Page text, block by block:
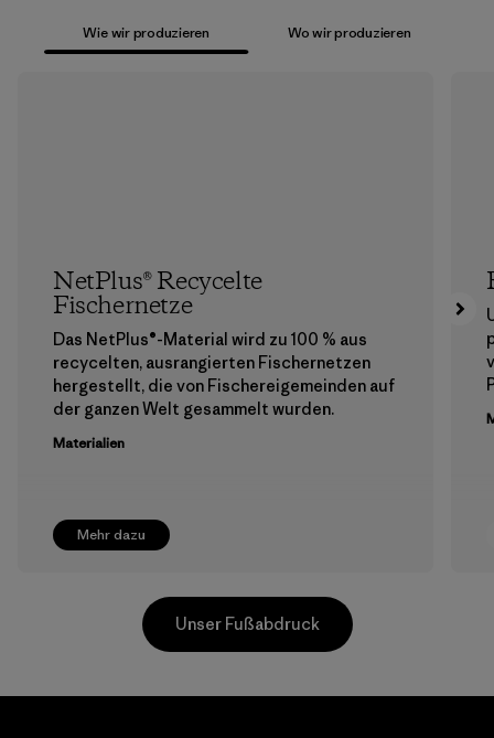
Wie wir produzieren Wo wir produzieren
Mehr dazu
NetPlus® Recycelte
Fischernetze
Das NetPlus®-Material wird zu 100 % aus
recycelten, ausrangierten Fischernetzen
hergestellt, die von Fischereigemeinden auf
der ganzen Welt gesammelt wurden.
Materialien
Unser Fußabdruck